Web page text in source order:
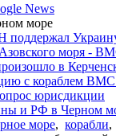
News
море
поддержал
моря -
в
с кораблем
юрисдикции
и РФ в Черном
море, корабли,